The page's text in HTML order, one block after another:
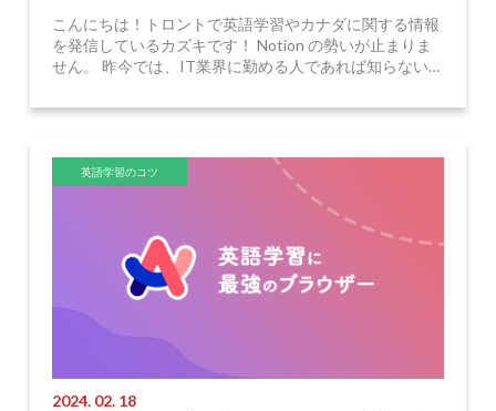
こんにちは！トロントで英語学習やカナダに関する情報
を発信しているカズキです！ Notion の勢いが止まりま
せん。 昨今では、IT業界に勤める人であれば知らない人
Notio ...
英語学習のコツ
2024. 02. 18